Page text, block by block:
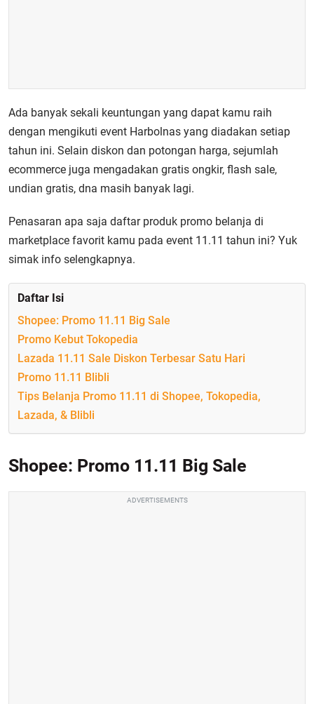
Ada banyak sekali keuntungan yang dapat kamu raih
dengan mengikuti event Harbolnas yang diadakan setiap
tahun ini. Selain diskon dan potongan harga, sejumlah
ecommerce juga mengadakan gratis ongkir, flash sale,
undian gratis, dna masih banyak lagi.
Penasaran apa saja daftar produk promo belanja di
marketplace favorit kamu pada event 11.11 tahun ini? Yuk
simak info selengkapnya.
Daftar Isi
Shopee: Promo 11.11 Big Sale
Promo Kebut Tokopedia
Lazada 11.11 Sale Diskon Terbesar Satu Hari
Promo 11.11 Blibli
Tips Belanja Promo 11.11 di Shopee, Tokopedia,
Lazada, & Blibli
Shopee: Promo 11.11 Big Sale
ADVERTISEMENTS